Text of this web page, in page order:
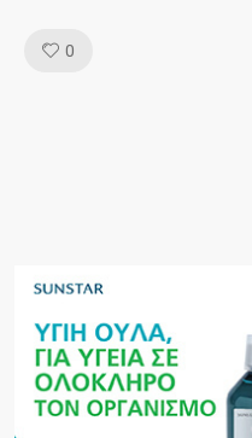
0